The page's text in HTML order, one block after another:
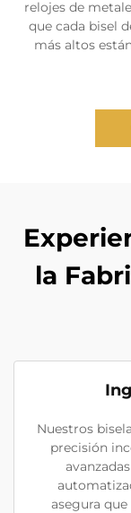
relojes de
que cada bisel
más altos
la
Nuestros
precisión
asegura